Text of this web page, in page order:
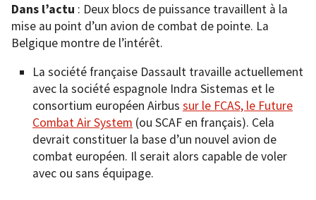
Dans l’actu : Deux blocs de puissance travaillent à la
mise au point d’un avion de combat de pointe. La
Belgique montre de l’intérêt.
La société française Dassault travaille actuellement
avec la société espagnole Indra Sistemas et le
consortium européen Airbus sur le FCAS, le Future
Combat Air System (ou SCAF en français). Cela
devrait constituer la base d’un nouvel avion de
combat européen. Il serait alors capable de voler
avec ou sans équipage.